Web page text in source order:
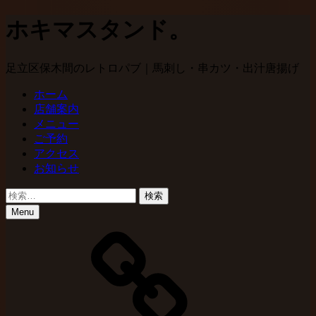
ホキマスタンド。
足立区保木間のレトロパブ｜馬刺し・串カツ・出汁唐揚げ
Primary
Menu
ホーム
店舗案内
メニュー
ご予約
アクセス
お知らせ
Search
検
索:Menu